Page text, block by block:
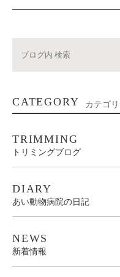
CATEGORY カテゴ
TRIMMING
トリミングブログ
DIARY
あい動物病院の日記
NEWS
新着情報